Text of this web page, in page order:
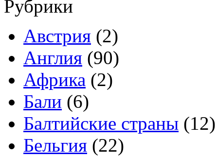
Рубрики
Австрия (2)
Англия (90)
Африка (2)
Бали (6)
Балтийские страны (12)
Бельгия (22)